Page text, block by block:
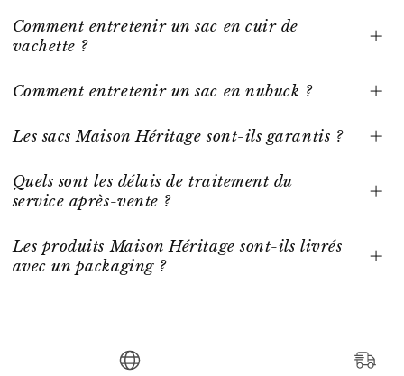
Comment entretenir un sac en cuir de
vachette ?
Comment entretenir un sac en nubuck ?
Les sacs Maison Héritage sont-ils garantis ?
Quels sont les délais de traitement du
service après-vente ?
Les produits Maison Héritage sont-ils livrés
avec un packaging ?